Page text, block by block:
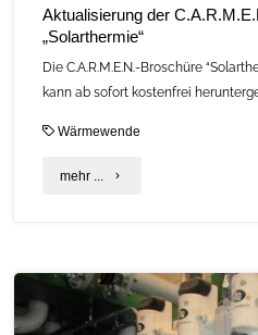
Aktualisierung der
„Solarthermie“
Die C.A.R.M.E.N.-Broschüre
kann ab sofort kostenfrei
Wärmewende
mehr ... "Aktualisierung
Broschüre
„Solarthermie“"